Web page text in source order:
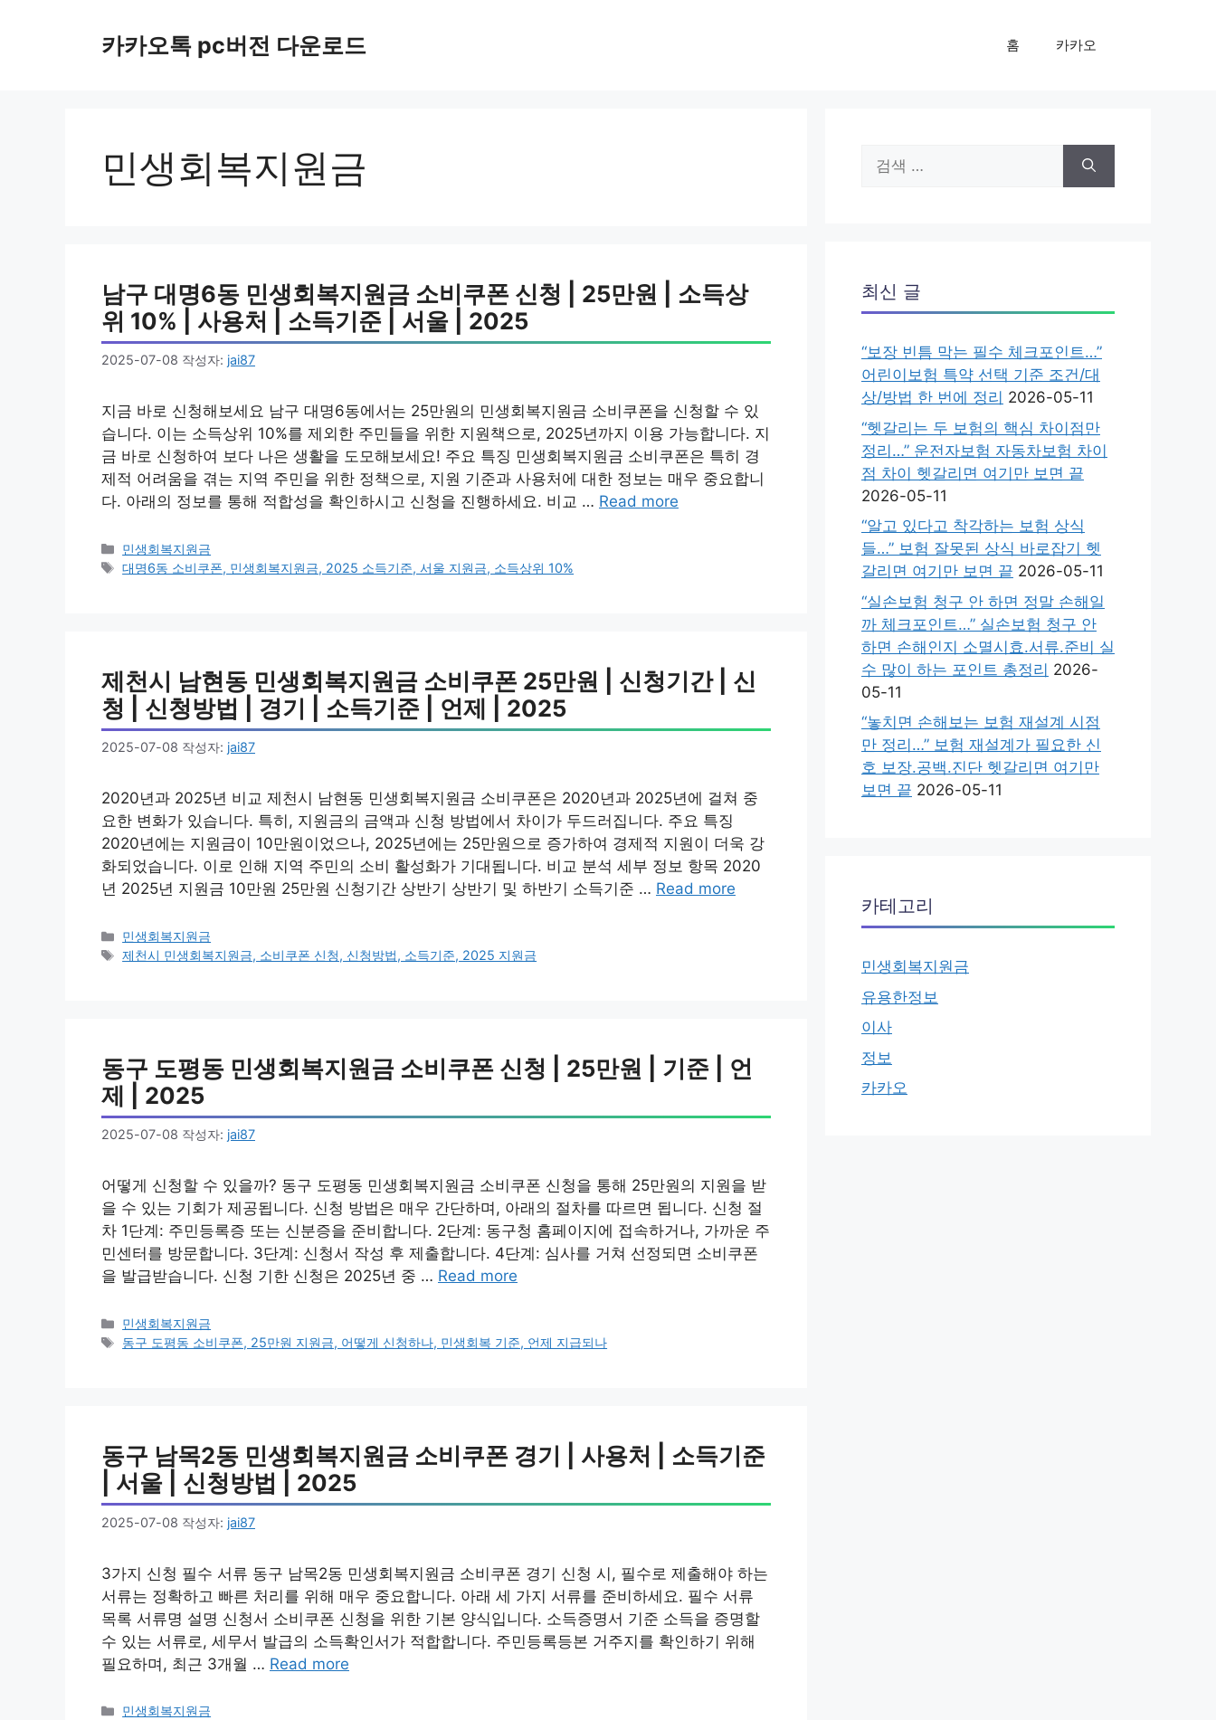
카카오톡 pc버전 다운로드 홈 카카오
민생회복지원금
남구 대명6동 민생회복지원금 소비쿠폰 신청 | 25만원 | 소득상
위 10% | 사용처 | 소득기준 | 서울 | 2025
2025-07-08 작성자: jai87
지금 바로 신청해보세요 남구 대명6동에서는 25만원의 민생회복지원금 소비쿠폰을 신청할 수 있
습니다. 이는 소득상위 10%를 제외한 주민들을 위한 지원책으로, 2025년까지 이용 가능합니다. 지
금 바로 신청하여 보다 나은 생활을 도모해보세요! 주요 특징 민생회복지원금 소비쿠폰은 특히 경
제적 어려움을 겪는 지역 주민을 위한 정책으로, 지원 기준과 사용처에 대한 정보는 매우 중요합니
다. 아래의 정보를 통해 적합성을 확인하시고 신청을 진행하세요. 비교 … Read more
카
테
민생회복지원금
태
대명6동 소비쿠폰, 민생회복지원금, 2025 소득기준, 서울 지원금, 소득상위 10%
제천시 남현동 민생회복지원금 소비쿠폰 25만원 | 신청기간 | 신
청 | 신청방법 | 경기 | 소득기준 | 언제 | 2025
2025-07-08 작성자: jai87
2020년과 2025년 비교 제천시 남현동 민생회복지원금 소비쿠폰은 2020년과 2025년에 걸쳐 중
요한 변화가 있습니다. 특히, 지원금의 금액과 신청 방법에서 차이가 두드러집니다. 주요 특징
2020년에는 지원금이 10만원이었으나, 2025년에는 25만원으로 증가하여 경제적 지원이 더욱 강
화되었습니다. 이로 인해 지역 주민의 소비 활성화가 기대됩니다. 비교 분석 세부 정보 항목 2020
년 2025년 지원금 10만원 25만원 신청기간 상반기 상반기 및 하반기 소득기준 … Read more
카
테
민생회복지원금
태
제천시 민생회복지원금, 소비쿠폰 신청, 신청방법, 소득기준, 2025 지원금
동구 도평동 민생회복지원금 소비쿠폰 신청 | 25만원 | 기준 | 언
제 | 2025
2025-07-08 작성자: jai87
어떻게 신청할 수 있을까? 동구 도평동 민생회복지원금 소비쿠폰 신청을 통해 25만원의 지원을 받
을 수 있는 기회가 제공됩니다. 신청 방법은 매우 간단하며, 아래의 절차를 따르면 됩니다. 신청 절
차 1단계: 주민등록증 또는 신분증을 준비합니다. 2단계: 동구청 홈페이지에 접속하거나, 가까운 주
민센터를 방문합니다. 3단계: 신청서 작성 후 제출합니다. 4단계: 심사를 거쳐 선정되면 소비쿠폰
을 발급받습니다. 신청 기한 신청은 2025년 중 … Read more
카
테
민생회복지원금
태
동구 도평동 소비쿠폰, 25만원 지원금, 어떻게 신청하나, 민생회복 기준, 언제 지급되나
동구 남목2동 민생회복지원금 소비쿠폰 경기 | 사용처 | 소득기준
| 서울 | 신청방법 | 2025
2025-07-08 작성자: jai87
3가지 신청 필수 서류 동구 남목2동 민생회복지원금 소비쿠폰 경기 신청 시, 필수로 제출해야 하는
서류는 정확하고 빠른 처리를 위해 매우 중요합니다. 아래 세 가지 서류를 준비하세요. 필수 서류
목록 서류명 설명 신청서 소비쿠폰 신청을 위한 기본 양식입니다. 소득증명서 기준 소득을 증명할
수 있는 서류로, 세무서 발급의 소득확인서가 적합합니다. 주민등록등본 거주지를 확인하기 위해
필요하며, 최근 3개월 … Read more
카
민생회복지원금
색:
최신 글
“보장 빈틈 막는 필수 체크포인트…”
어린이보험 특약 선택 기준 조건/대
상/방법 한 번에 정리 2026-05-11
“헷갈리는 두 보험의 핵심 차이점만
정리…” 운전자보험 자동차보험 차이
점 차이 헷갈리면 여기만 보면 끝
2026-05-11
“알고 있다고 착각하는 보험 상식
들…” 보험 잘못된 상식 바로잡기 헷
갈리면 여기만 보면 끝 2026-05-11
“실손보험 청구 안 하면 정말 손해일
까 체크포인트…” 실손보험 청구 안
하면 손해인지 소멸시효.서류.준비 실
수 많이 하는 포인트 총정리 2026-
05-11
“놓치면 손해보는 보험 재설계 시점
만 정리…” 보험 재설계가 필요한 신
호 보장.공백.진단 헷갈리면 여기만
보면 끝 2026-05-11
카테고리
민생회복지원금
유용한정보
이사
정보
카카오